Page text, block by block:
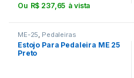
Ou R$ 237,65 à vista
ME-25 Pedaleiras
Estojo Para Pedaleira ME 25
Preto